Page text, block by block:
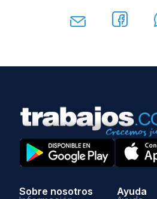
Sobre nosotros Ayuda